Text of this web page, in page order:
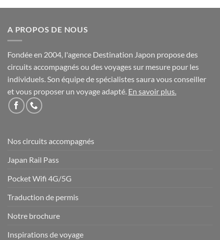
A PROPOS DE NOUS
Fondée en 2004, l'agence Destination Japon propose des
circuits accompagnés ou des voyages sur mesure pour les
individuels. Son équipe de spécialistes saura vous conseiller
et vous proposer un voyage adapté. En savoir plus.
Nos circuits accompagnés
Japan Rail Pass
Pocket Wifi 4G/5G
Traduction de permis
Notre brochure
Inspirations de voyage